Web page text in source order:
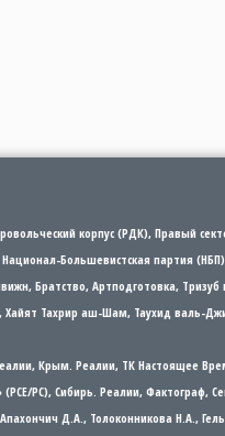
корпус (РДК), Правый
Большевистская партия
Братство, Артподготовка, Тризуб
Хайят Тахрир аш-Шам, Таухид валь-
Крым. Реалии, ТК Настоящее
PC), Сибирь. Реалии, Фактограф,
Д.А., Толоконникова Н.А.,